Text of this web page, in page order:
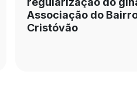
Associação do
Cristóvão